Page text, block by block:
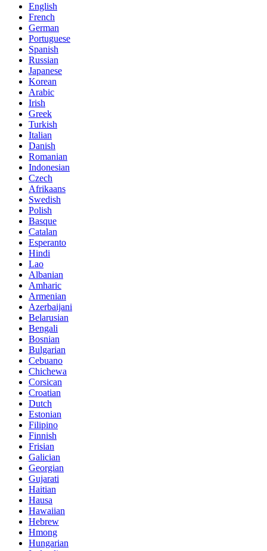
English
French
German
Portuguese
Spanish
Russian
Japanese
Korean
Arabic
Irish
Greek
Turkish
Italian
Danish
Romanian
Indonesian
Czech
Afrikaans
Swedish
Polish
Basque
Catalan
Esperanto
Hindi
Lao
Albanian
Amharic
Armenian
Azerbaijani
Belarusian
Bengali
Bosnian
Bulgarian
Cebuano
Chichewa
Corsican
Croatian
Dutch
Estonian
Filipino
Finnish
Frisian
Galician
Georgian
Gujarati
Haitian
Hausa
Hawaiian
Hebrew
Hmong
Hungarian